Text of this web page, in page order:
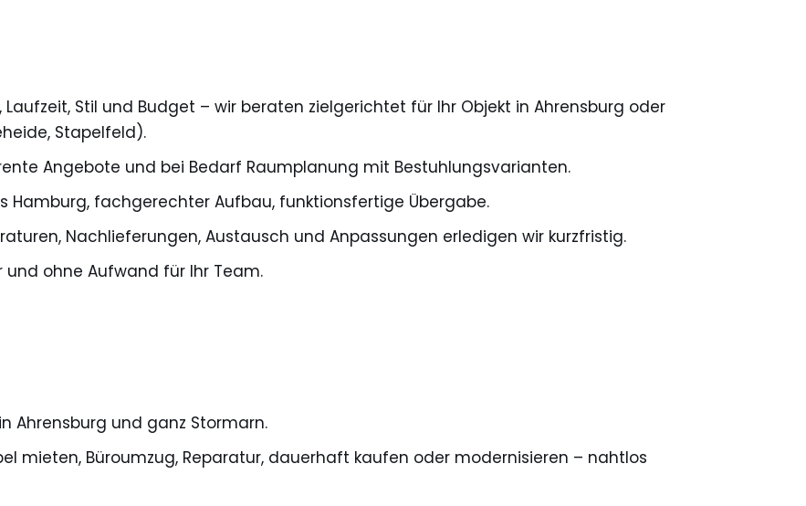
Laufzeit, Stil und Budget – wir beraten zielgerichtet für Ihr Objekt in Ahrensburg oder
Stapelfeld).
Angebote und bei Bedarf Raumplanung mit Bestuhlungsvarianten.
Hamburg, fachgerechter Aufbau, funktionsfertige Übergabe.
Nachlieferungen, Austausch und Anpassungen erledigen wir kurzfristig.
und ohne Aufwand für Ihr Team.
Ahrensburg und ganz Stormarn.
mieten, Büroumzug, Reparatur, dauerhaft kaufen oder modernisieren – nahtlos